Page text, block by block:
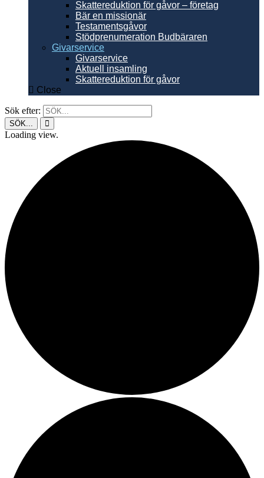
Skattereduktion för gåvor – företag
Bär en missionär
Testamentsgåvor
Stödprenumeration Budbäraren
Givarservice
Givarservice
Aktuell insamling
Skattereduktion för gåvor
Close
Sök efter:
Loading view.